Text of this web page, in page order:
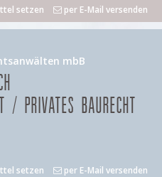
setzen per E-Mail versenden
mbB
/ PRIVATES BAURECHT
setzen per E-Mail versenden